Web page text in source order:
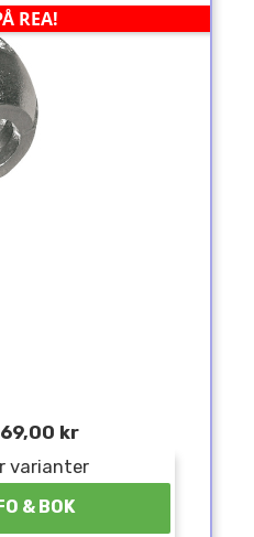
REA!
69,00 kr
varianter
& BOK